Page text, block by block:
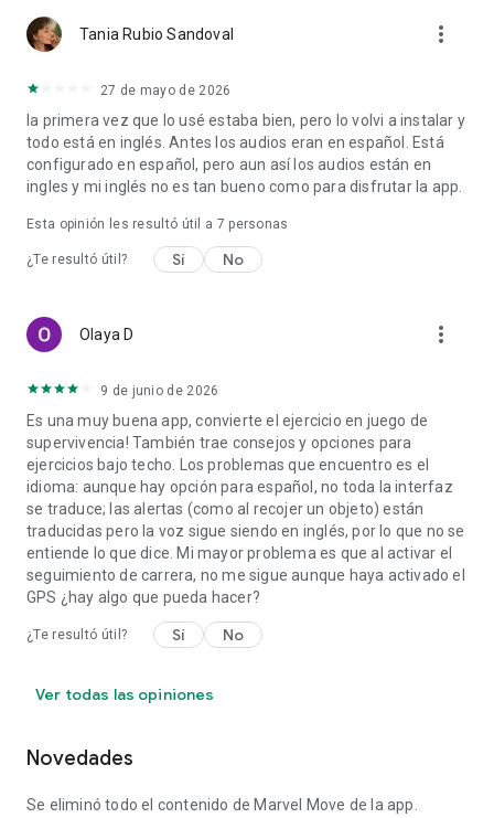
Tania Rubio Sandoval more_vert
27 de mayo de 2026
la primera vez que lo usé estaba bien, pero lo volvi a instalar y
todo está en inglés. Antes los audios eran en español. Está
configurado en español, pero aun así los audios están en
ingles y mi inglés no es tan bueno como para disfrutar la app.
Esta opinión les resultó útil a 7 personas
¿Te resultó útil? Sí No
Olaya D more_vert
9 de junio de 2026
Es una muy buena app, convierte el ejercicio en juego de
supervivencia! También trae consejos y opciones para
ejercicios bajo techo. Los problemas que encuentro es el
idioma: aunque hay opción para español, no toda la interfaz
se traduce; las alertas (como al recojer un objeto) están
traducidas pero la voz sigue siendo en inglés, por lo que no se
entiende lo que dice. Mi mayor problema es que al activar el
seguimiento de carrera, no me sigue aunque haya activado el
GPS ¿hay algo que pueda hacer?
¿Te resultó útil? Sí No
Ver todas las opiniones
Novedades
Se eliminó todo el contenido de Marvel Move de la app.